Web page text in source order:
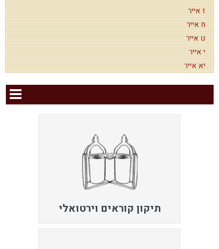
ז אייר
ח אייר
ט אייר
י אייר
יא אייר
תיקון קוראים וירטואלי